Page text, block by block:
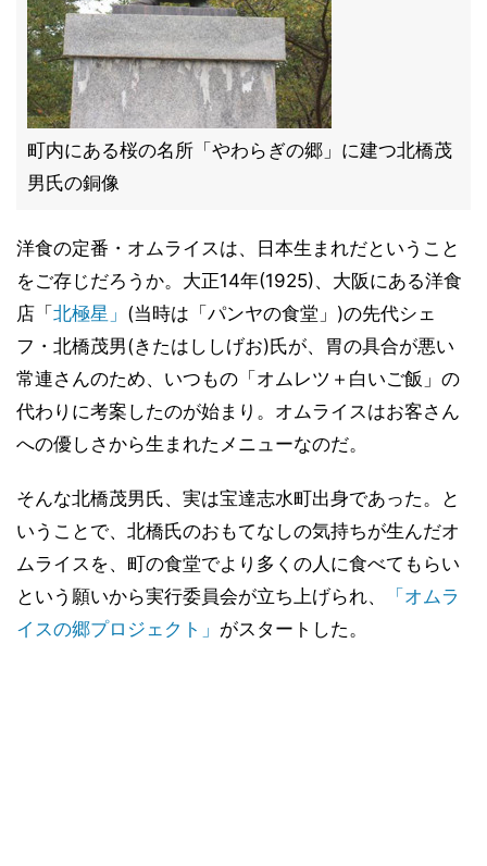
町内にある桜の名所「やわらぎの郷」に建つ北橋茂
男氏の銅像
洋食の定番・オムライスは、日本生まれだということ
をご存じだろうか。大正14年(1925)、大阪にある洋食
店「 北極星」 (当時は「パンヤの食堂」)の先代シェ
フ・北橋茂男(きたはししげお)氏が、胃の具合が悪い
常連さんのため、いつもの「オムレツ＋白いご飯」の
代わりに考案したのが始まり。オムライスはお客さん
への優しさから生まれたメニューなのだ。
そんな北橋茂男氏、実は宝達志水町出身であった。と
いうことで、北橋氏のおもてなしの気持ちが生んだオ
ムライスを、町の食堂でより多くの人に食べてもらい
という願いから実行委員会が立ち上げられ、
「オムラ
イスの郷プロジェクト」 がスタートした。